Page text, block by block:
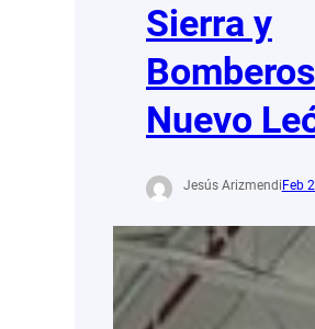
Sierra y
Nuevo
Jesús ArizmendiFeb